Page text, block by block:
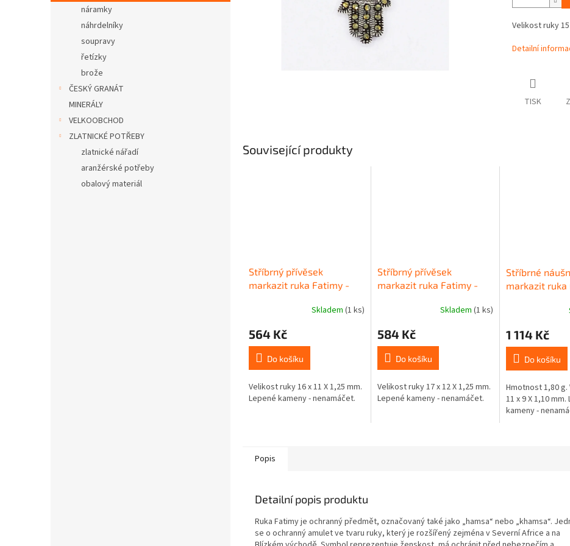
n
náramky
náhrdelníky
soupravy
řetízky
brože
ČESKÝ GRANÁT
MINERÁLY
VELKOOBCHOD
ZLATNICKÉ POTŘEBY
zlatnické nářadí
aranžérské potřeby
obalový materiál
Velikost ruky
Detailní
TISK
Související produkty
Stříbrný přívěsek
markazit ruka Fatimy -
Skladem (1 ks)
564 Kč
Do košíku
Velikost ruky 16 x 11 X 1,25 mm.
Lepené kameny - nenamáčet.
Stříbrný přívěsek
markazit ruka Fatimy -
Skladem (1 ks)
584 Kč
Do košíku
Velikost ruky 17 x 12 X 1,25 mm.
Lepené kameny - nenamáčet.
Stříbrné
markazit ruka
1 114 Kč
Do košíku
Hmotnost 1,80
11 x 9 X 1,10
kameny -
Popis
Detailní popis produktu
Ruka Fatimy je ochranný předmět, označovaný také jako „hamsa“ nebo „khamsa“.
se o ochranný amulet ve tvaru ruky, který je rozšířený zejména v Severní Africe a na